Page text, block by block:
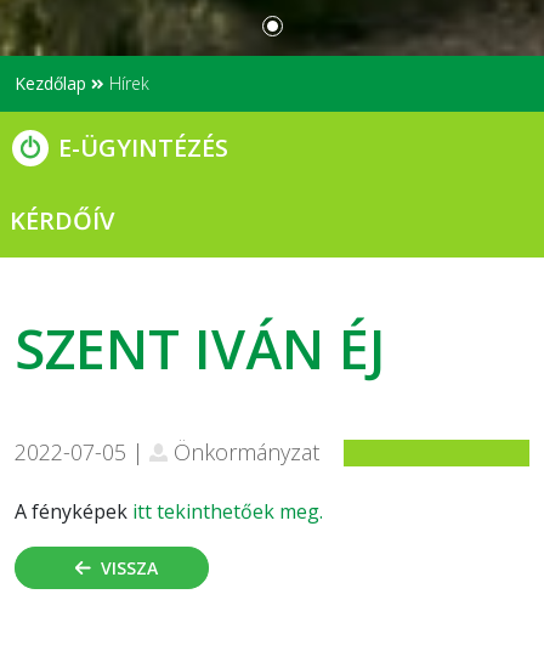
Kezdőlap Hírek
E-ÜGYINTÉZÉS
KÉRDŐÍV
SZENT IVÁN ÉJ
2022-07-05 | Önkormányzat
A fényképek itt tekinthetőek meg.
VISSZA